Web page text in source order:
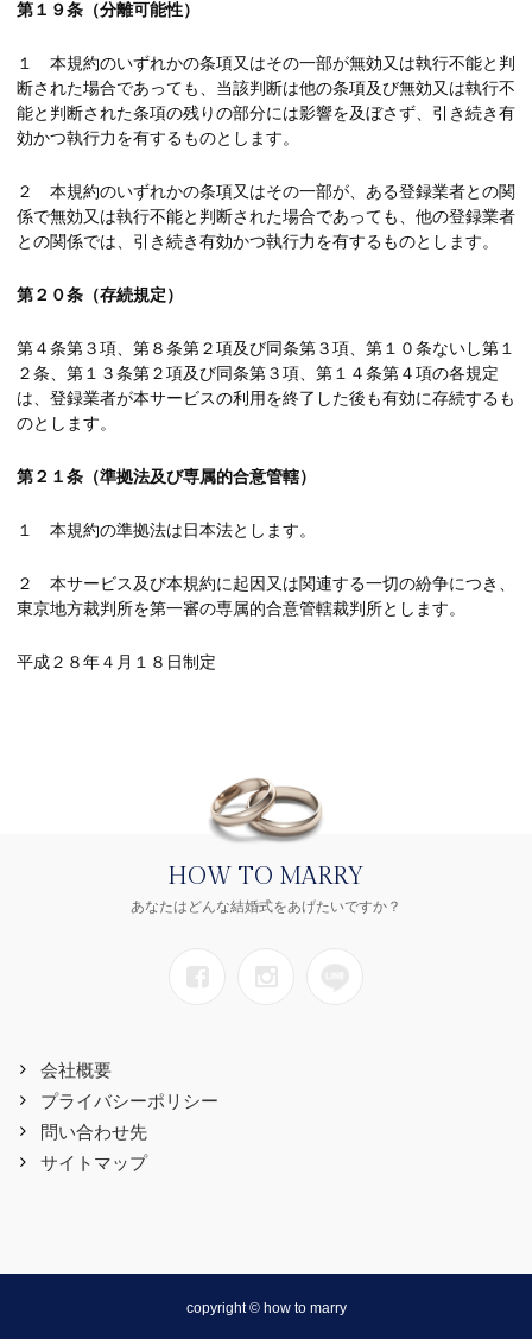
第１９条（分離可能性）
１ 本規約のいずれかの条項又はその一部が無効又は執行不能と判
断された場合であっても、当該判断は他の条項及び無効又は執行不
能と判断された条項の残りの部分には影響を及ぼさず、引き続き有
効かつ執行力を有するものとします。
２ 本規約のいずれかの条項又はその一部が、ある登録業者との関
係で無効又は執行不能と判断された場合であっても、他の登録業者
との関係では、引き続き有効かつ執行力を有するものとします。
第２０条（存続規定）
第４条第３項、第８条第２項及び同条第３項、第１０条ないし第１
２条、第１３条第２項及び同条第３項、第１４条第４項の各規定
は、登録業者が本サービスの利用を終了した後も有効に存続するも
のとします。
第２１条（準拠法及び専属的合意管轄）
１ 本規約の準拠法は日本法とします。
２ 本サービス及び本規約に起因又は関連する一切の紛争につき、
東京地方裁判所を第一審の専属的合意管轄裁判所とします。
平成２８年４月１８日制定
HOW TO MARRY
あなたはどんな結婚式をあげたいですか？
会社概要
プライバシーポリシー
問い合わせ先
サイトマップ
copyright © how to marry